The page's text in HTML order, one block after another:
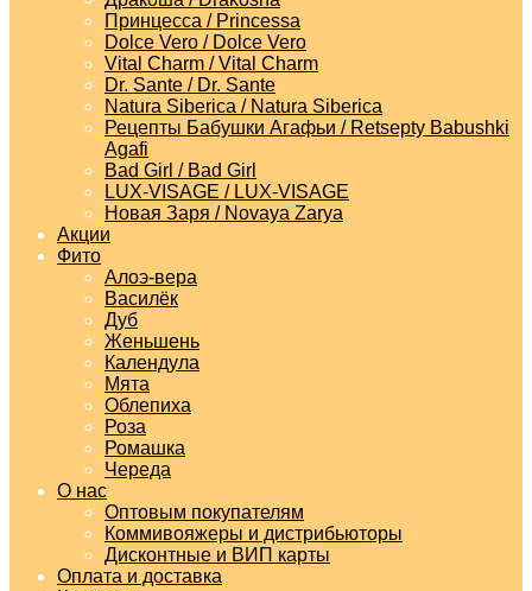
Принцесса / Princessa
Dolce Vero / Dolce Vero
Vital Charm / Vital Charm
Dr. Sante / Dr. Sante
Natura Siberica / Natura Siberica
Рецепты Бабушки Агафьи / Retsepty Babushki
Agafi
Bad Girl / Bad Girl
LUX-VISAGE / LUX-VISAGE
Новая Заря / Novaya Zarya
Акции
Фито
Алоэ-вера
Василёк
Дуб
Женьшень
Календула
Мята
Облепиха
Роза
Ромашка
Череда
О нас
Оптовым покупателям
Коммивояжеры и дистрибьюторы
Дисконтные и ВИП карты
Оплата и доставка